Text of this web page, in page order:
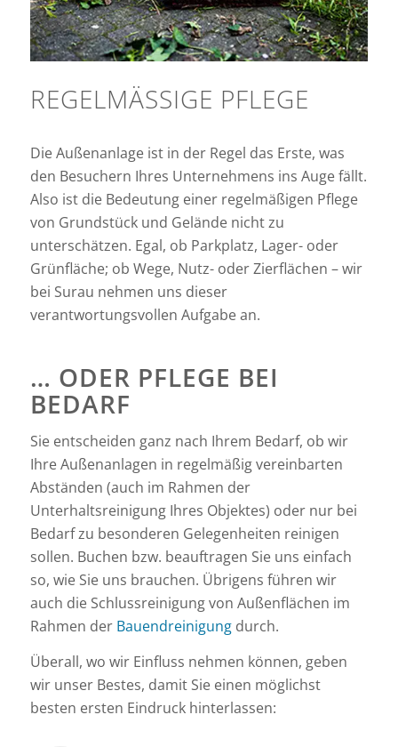
REGELMÄSSIGE PFLEGE
Die Außenanlage ist in der Regel das Erste, was
den Besuchern Ihres Unternehmens ins Auge fällt.
Also ist die Bedeutung einer regelmäßigen Pflege
von Grundstück und Gelände nicht zu
unterschätzen. Egal, ob Parkplatz, Lager- oder
Grünfläche; ob Wege, Nutz- oder Zierflächen – wir
bei Surau nehmen uns dieser
verantwortungsvollen Aufgabe an.
… ODER PFLEGE BEI
BEDARF
Sie entscheiden ganz nach Ihrem Bedarf, ob wir
Ihre Außenanlagen in regelmäßig vereinbarten
Abständen (auch im Rahmen der
Unterhaltsreinigung Ihres Objektes) oder nur bei
Bedarf zu besonderen Gelegenheiten reinigen
sollen. Buchen bzw. beauftragen Sie uns einfach
so, wie Sie uns brauchen. Übrigens führen wir
auch die Schlussreinigung von Außenflächen im
Rahmen der Bauendreinigungdurch.
Überall, wo wir Einfluss nehmen können, geben
wir unser Bestes, damit Sie einen möglichst
besten ersten Eindruck hinterlassen: